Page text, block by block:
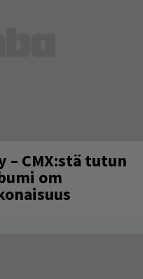
– CMX:stä tutun
om